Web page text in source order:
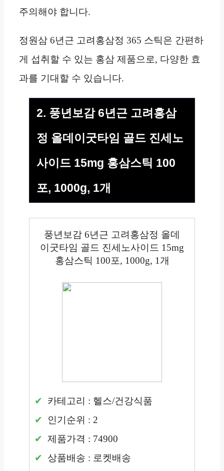
주의해야 합니다.
정원삼 6년근 고려홍삼정 365 스틱은 간편하
게 섭취할 수 있는 홍삼 제품으로, 다양한 효
과를 기대할 수 있습니다.
2. 풍년보감 6년근 고려홍삼
정 올데이굿타임 골드 진세노
사이드 15mg 홍삼스틱 100
포, 1000g, 1개
풍년보감 6년근 고려홍삼정 올데
이굿타임 골드 진세노사이드 15mg
홍삼스틱 100포, 1000g, 1개
카테고리 : 헬스/건강식품
인기순위 : 2
제품가격 : 74900
상품배송 : 로켓배송